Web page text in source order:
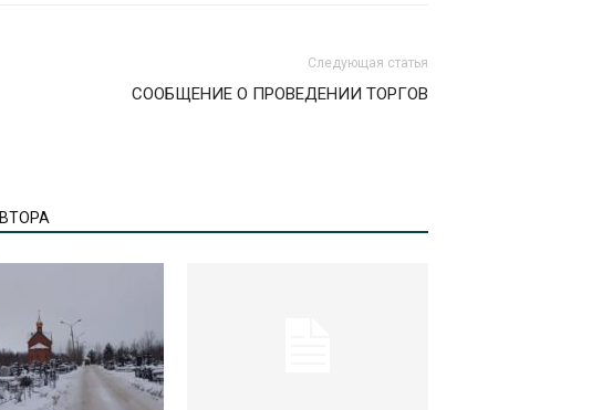
Следующая статья
СООБЩЕНИЕ О ПРОВЕДЕНИИ ТОРГОВ